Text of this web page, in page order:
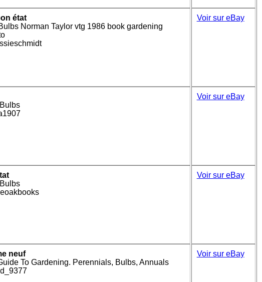
état
Norman Taylor vtg 1986 book gardening
Voir sur eBay
Voir sur eBay
Voir sur eBay
neuf
To Gardening. Perennials, Bulbs, Annuals
Voir sur eBay